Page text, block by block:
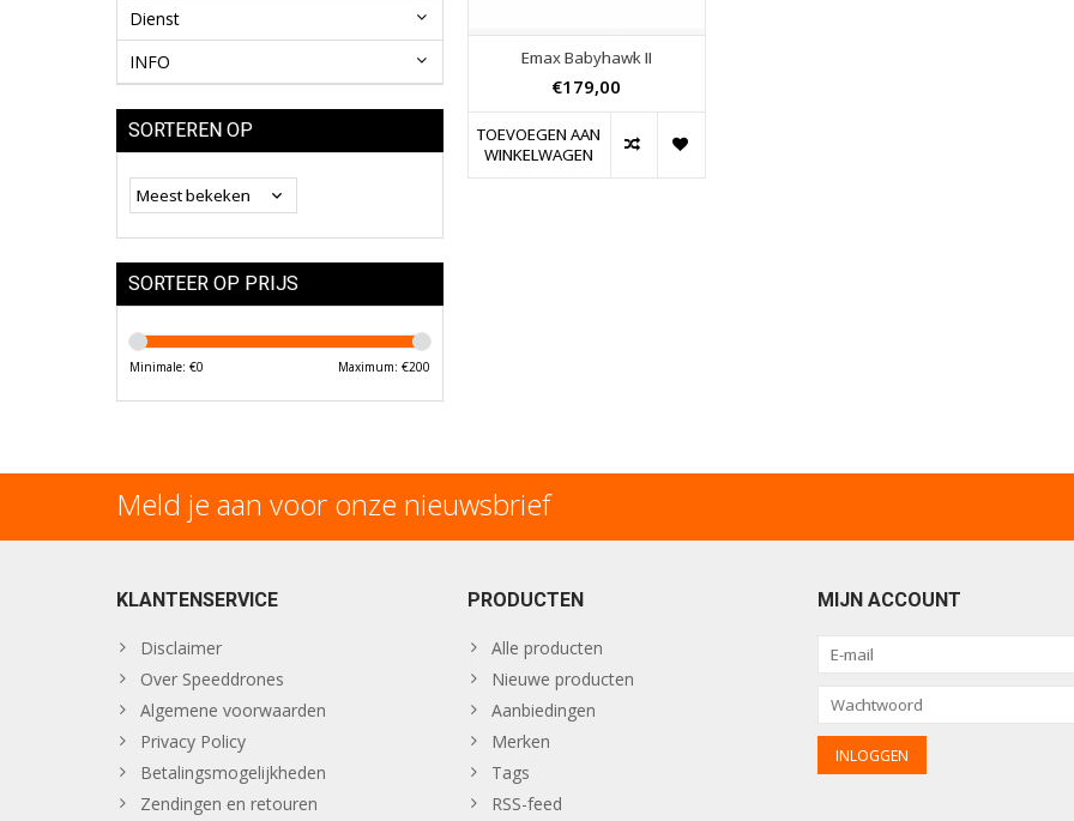
Dienst
INFO
SORTEREN OP
SORTEER OP PRIJS
Minimale: €0 Maximum: €200
Emax Babyhawk II
€179,00
TOEVOEGEN AAN
WINKELWAGEN
Meld je aan voor onze nieuwsbrief
KLANTENSERVICE
Disclaimer
Over Speeddrones
Algemene voorwaarden
Privacy Policy
Betalingsmogelijkheden
Zendingen en retouren
PRODUCTEN
Alle producten
Nieuwe producten
Aanbiedingen
Merken
Tags
RSS-feed
MIJN ACCOUNT